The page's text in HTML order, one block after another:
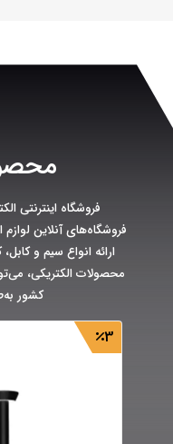
فروشگاه اینترنتی
فروشگاه‌های آنلاین
ارائه انواع سیم و
محصولات الکتریکی،
کشور
3